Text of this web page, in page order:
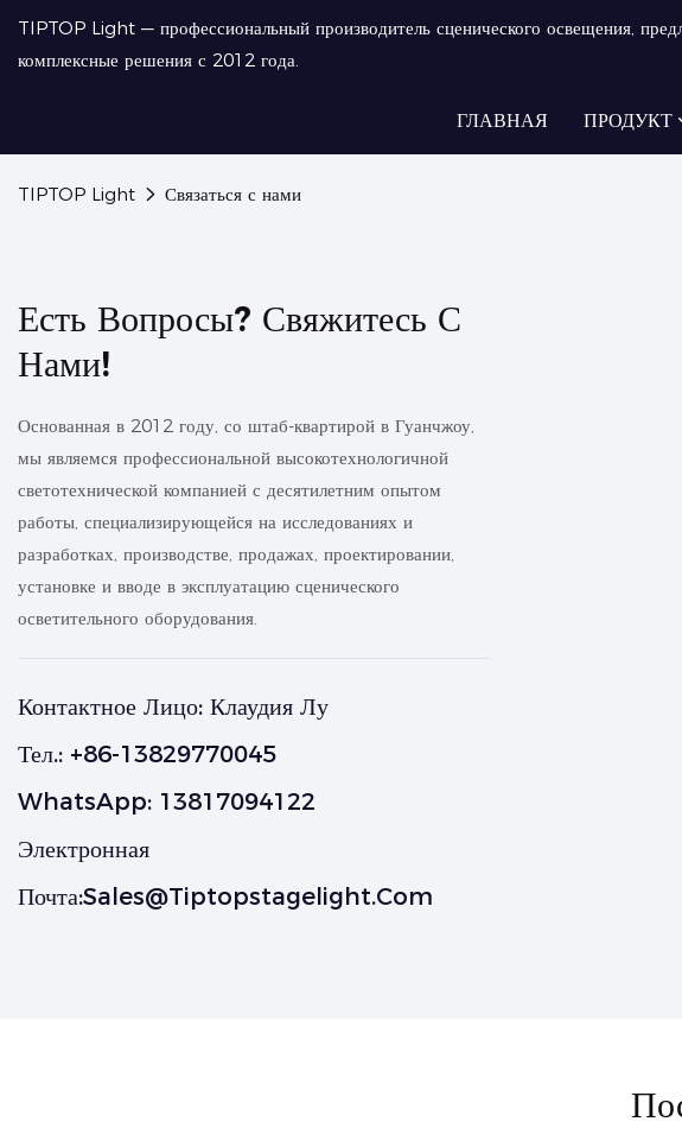
TIPTOP Light — профессиональный производитель сценического освещения,
комплексные решения с 2012 года.
ГЛАВНАЯ ПРОДУКТ
TIPTOP Light Связаться с нами
Есть Вопросы? Свяжитесь С
Нами!
Основанная в 2012 году, со штаб-квартирой в Гуанчжоу,
мы являемся профессиональной высокотехнологичной
светотехнической компанией с десятилетним опытом
работы, специализирующейся на исследованиях и
разработках, производстве, продажах, проектировании,
установке и вводе в эксплуатацию сценического
осветительного оборудования.
Контактное Лицо: Клаудия Лу
Тел.: +86-13829770045
WhatsApp: 13817094122
Электронная
Почта:Sales@tiptopstagelight.com